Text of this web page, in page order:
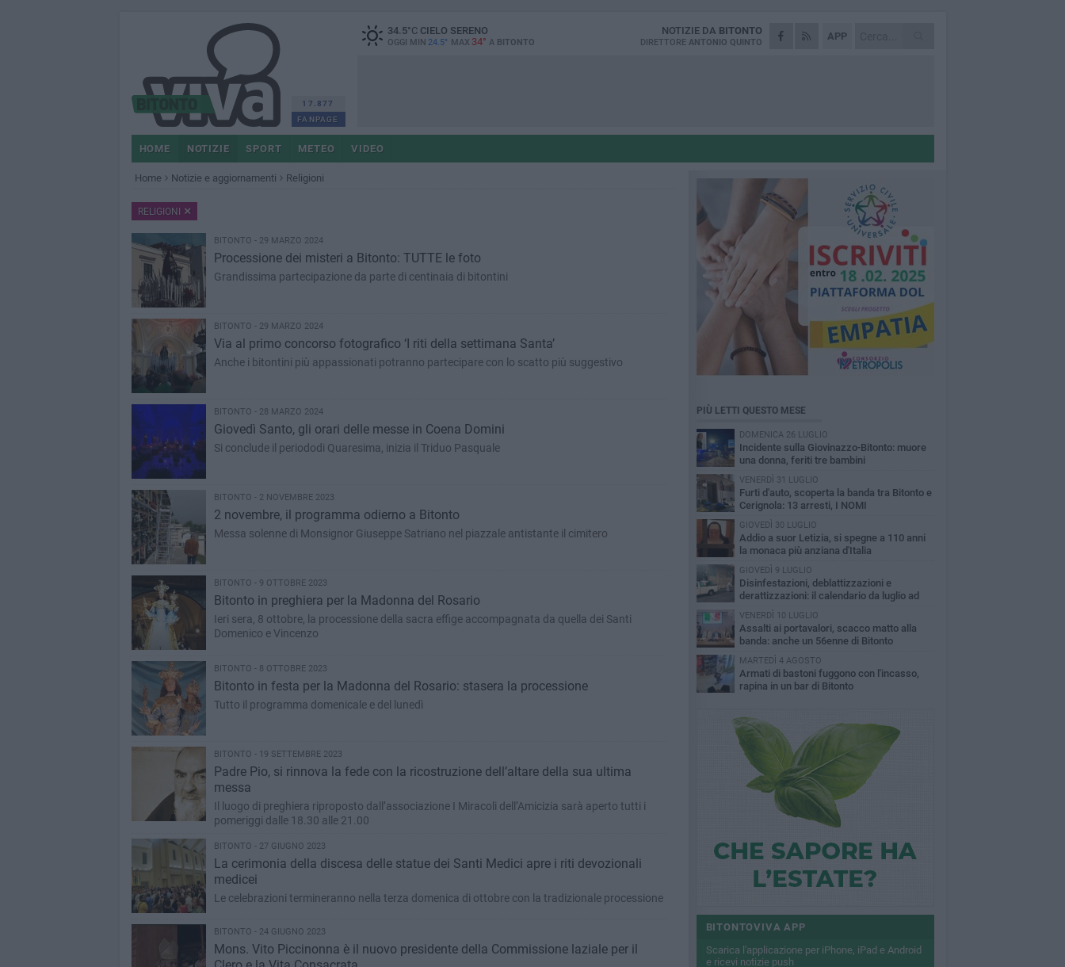
17.877
FANPAGE
34.5°CCIELO SERENO
OGGI MIN 24.5° MAX 34° A BITONTO
APP
NOTIZIE DA BITONTO
DIRETTORE ANTONIO QUINTO
HOME NOTIZIE SPORT METEO VIDEO
Home Notizie e aggiornamenti Religioni
RELIGIONI
BITONTO - 29 MARZO 2024
Processione dei misteri a Bitonto: TUTTE le foto
Grandissima partecipazione da parte di centinaia di bitontini
BITONTO - 29 MARZO 2024
Via al primo concorso fotografico ‘I riti della settimana Santa’
Anche i bitontini più appassionati potranno partecipare con lo scatto più suggestivo
BITONTO - 28 MARZO 2024
Giovedì Santo, gli orari delle messe in Coena Domini
Si conclude il periododi Quaresima, inizia il Triduo Pasquale
BITONTO - 2 NOVEMBRE 2023
2 novembre, il programma odierno a Bitonto
Messa solenne di Monsignor Giuseppe Satriano nel piazzale antistante il cimitero
BITONTO - 9 OTTOBRE 2023
Bitonto in preghiera per la Madonna del Rosario
Ieri sera, 8 ottobre, la processione della sacra effige accompagnata da quella dei Santi
Domenico e Vincenzo
BITONTO - 8 OTTOBRE 2023
Bitonto in festa per la Madonna del Rosario: stasera la processione
Tutto il programma domenicale e del lunedì
BITONTO - 19 SETTEMBRE 2023
Padre Pio, si rinnova la fede con la ricostruzione dell’altare della sua ultima
messa
Il luogo di preghiera riproposto dall’associazione I Miracoli dell’Amicizia sarà aperto tutti i
pomeriggi dalle 18.30 alle 21.00
BITONTO - 27 GIUGNO 2023
La cerimonia della discesa delle statue dei Santi Medici apre i riti devozionali
medicei
Le celebrazioni termineranno nella terza domenica di ottobre con la tradizionale processione
BITONTO - 24 GIUGNO 2023
Mons. Vito Piccinonna è il nuovo presidente della Commissione laziale per il
PIÙ LETTI QUESTO MESE
DOMENICA 26 LUGLIO
Incidente sulla Giovinazzo-Bitonto: muore
una donna, feriti tre bambini
VENERDÌ 31 LUGLIO
Furti d'auto, scoperta la banda tra Bitonto e
Cerignola: 13 arresti, I NOMI
GIOVEDÌ 30 LUGLIO
Addio a suor Letizia, si spegne a 110 anni
la monaca più anziana d'Italia
GIOVEDÌ 9 LUGLIO
Disinfestazioni, deblattizzazioni e
derattizzazioni: il calendario da luglio ad
ottobre a Bitonto
VENERDÌ 10 LUGLIO
Assalti ai portavalori, scacco matto alla
banda: anche un 56enne di Bitonto
MARTEDÌ 4 AGOSTO
Armati di bastoni fuggono con l'incasso,
rapina in un bar di Bitonto
BITONTOVIVA APP
Scarica l'applicazione per iPhone, iPad e Android
e ricevi notizie push